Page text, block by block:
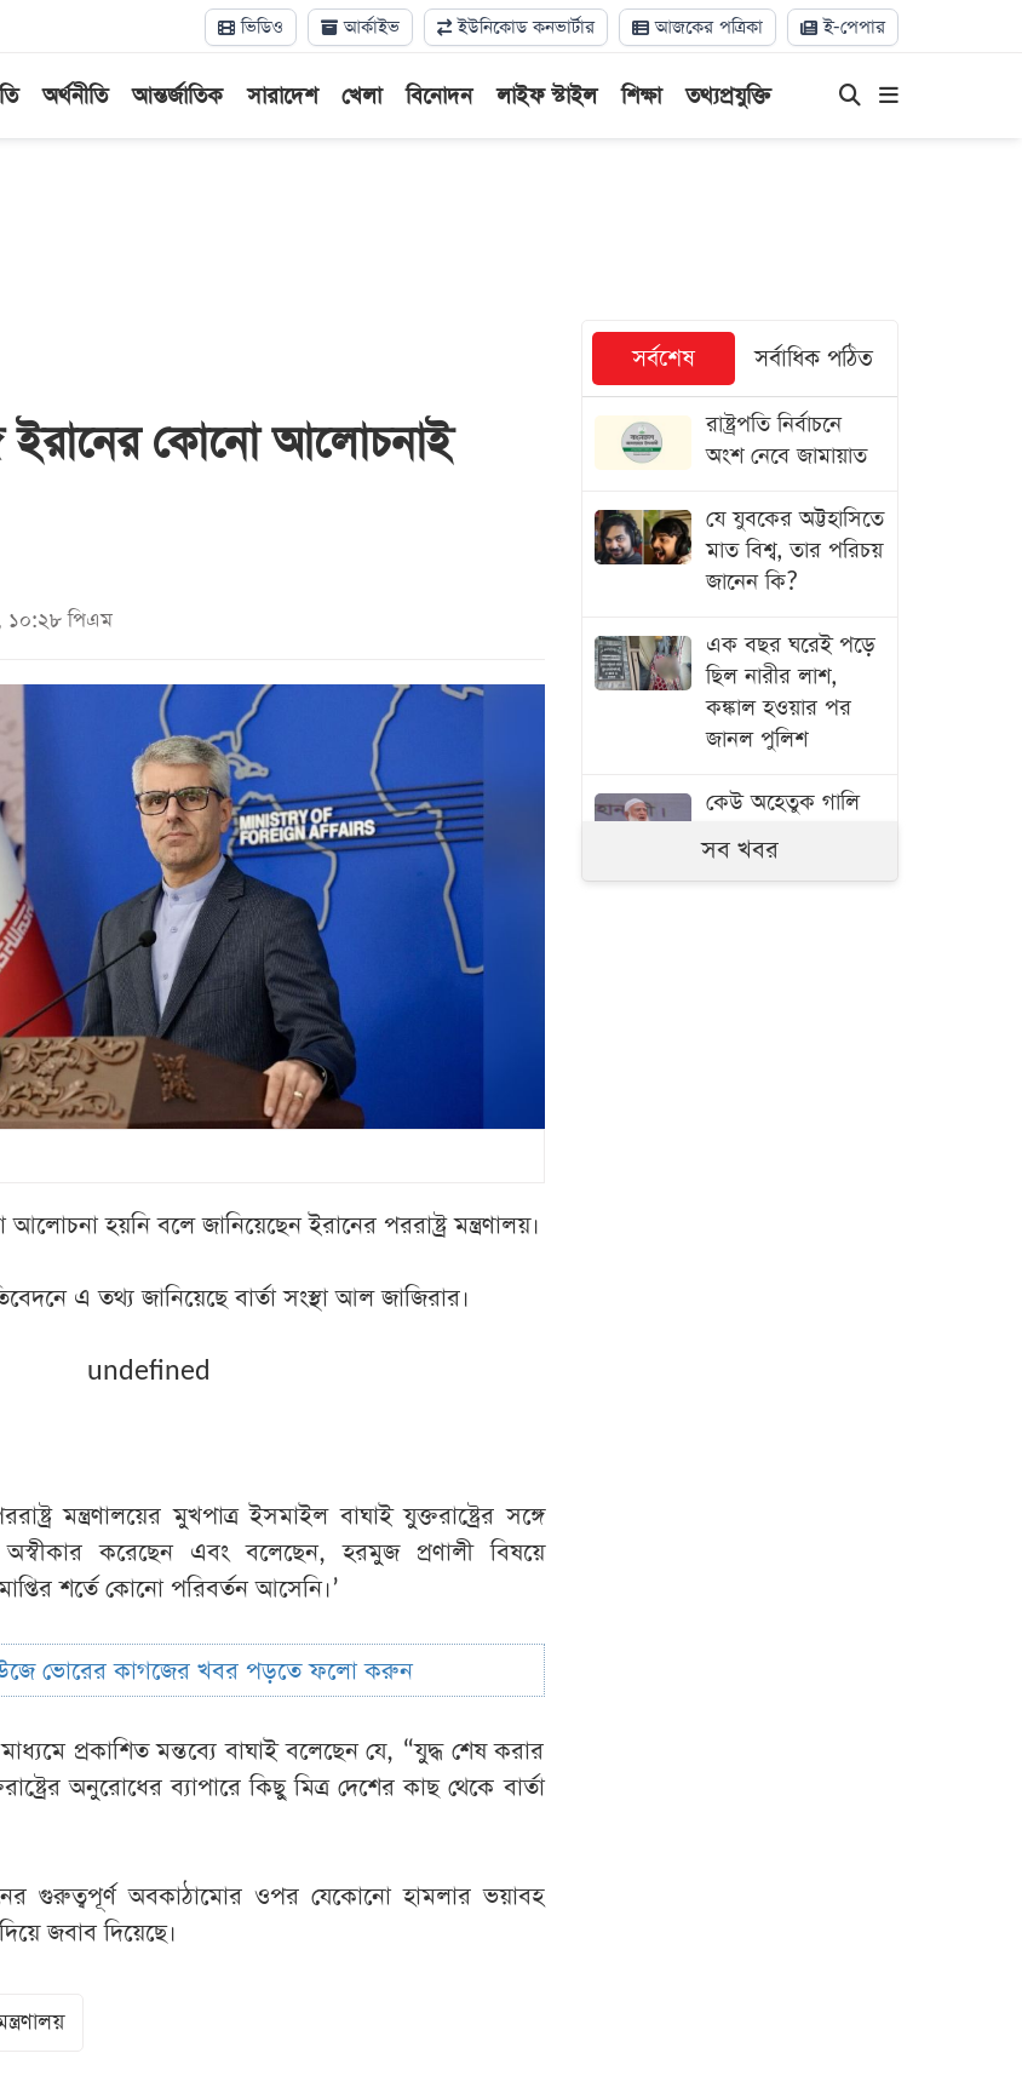
ভিডিও আর্কাইভ ইউনিকোড কনভার্টার আজকের পত্রিকা ই-পেপার
অর্থনীতি আন্তর্জাতিক সারাদেশ খেলা বিনোদন লাইফ স্টাইল শিক্ষা তথ্যপ্রযুক্তি
ইরানের কোনো আলোচনাই
১০:২৮ পিএম
হয়নি বলে জানিয়েছেন ইরানের পররাষ্ট্র মন্ত্রণালয়।
এ তথ্য জানিয়েছে বার্তা সংস্থা আল জাজিরার।
undefined
মন্ত্রণালয়ের মুখপাত্র ইসমাইল বাঘাই যুক্তরাষ্ট্রের সঙ্গে
করেছেন এবং বলেছেন, হরমুজ প্রণালী বিষয়ে
শর্তে কোনো পরিবর্তন আসেনি।’
ভোরের কাগজের খবর পড়তে ফলো করুন
মাধ্যমে প্রকাশিত মন্তব্যে বাঘাই বলেছেন যে, “যুদ্ধ শেষ করার
অনুরোধের ব্যাপারে কিছু মিত্র দেশের কাছ থেকে বার্তা
গুরুত্বপূর্ণ অবকাঠামোর ওপর যেকোনো হামলার ভয়াবহ
জবাব দিয়েছে।
সর্বশেষ সর্বাধিক পঠিত
রাষ্ট্রপতি নির্বাচনে
অংশ নেবে জামায়াত
যে যুবকের অট্টহাসিতে
মাত বিশ্ব, তার পরিচয়
জানেন কি?
এক বছর ঘরেই পড়ে
ছিল নারীর লাশ,
কঙ্কাল হওয়ার পর
জানল পুলিশ
কেউ অহেতুক গালি
দিলে আমার কিছু
গুনাহ মাফ হবে:
সব খবর